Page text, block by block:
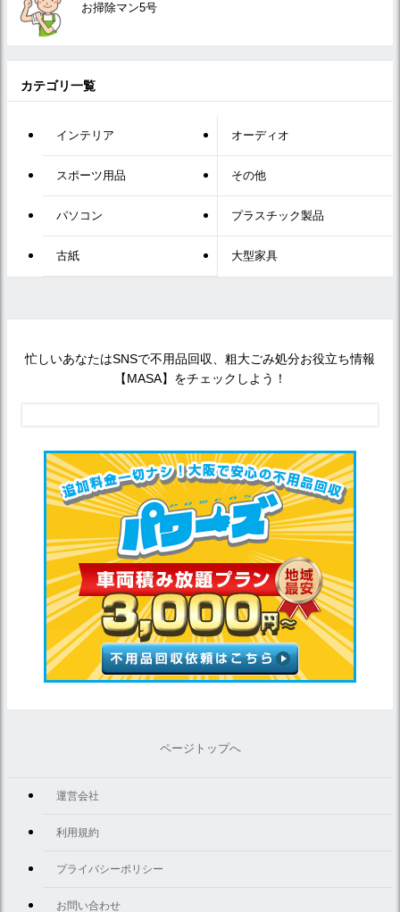
お掃除マン5号
カテゴリ一覧
インテリア オーディオ
スポーツ用品 その他
パソコン プラスチック製品
古紙 大型家具
忙しいあなたはSNSで不用品回収、粗大ごみ処分お役立ち情報
【MASA】をチェックしよう！
ページトップへ
運営会社
利用規約
プライバシーポリシー
お問い合わせ